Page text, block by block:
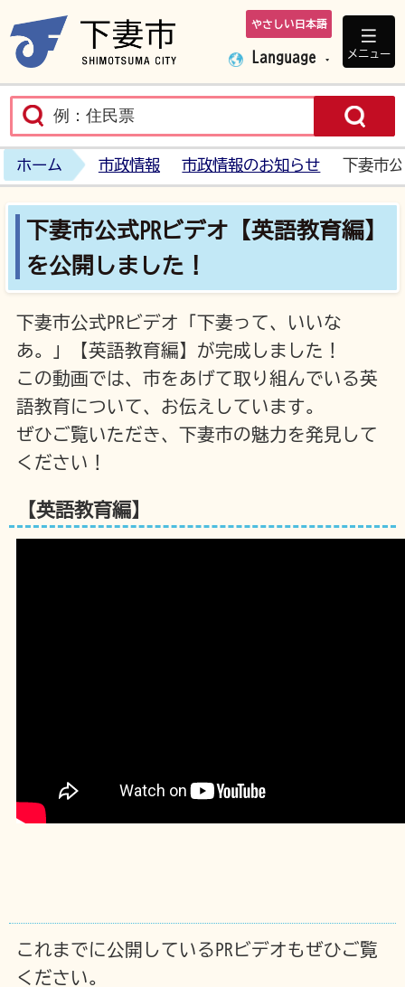
下妻市ホームペ
やさしい日本語
Language メニュー
ホーム 市政情報 市政情報のお知らせ 下妻市
下妻市公式PRビデオ【英語教育編】
を公開しました！
下妻市公式PRビデオ「下妻って、いいな
あ。」【英語教育編】が完成しました！
この動画では、市をあげて取り組んでいる英
語教育について、お伝えしています。
ぜひご覧いただき、下妻市の魅力を発見して
ください！
【英語教育編】
これまでに公開しているPRビデオもぜひご覧
ください。